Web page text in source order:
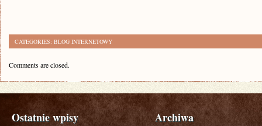
CATEGORIES: BLOG INTERNETOWY
Comments are closed.
Ostatnie wpisy Archiwa